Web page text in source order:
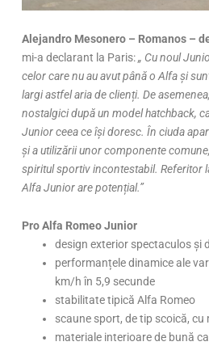
Alejandro Mesonero – Romanos –
mi-a declarant la Paris:„ Cu noul
celor care nu au avut până o Alfa și
largi astfel aria de clienți. De
nostalgici după un model hatchback,
Junior ceea ce își doresc. În ciuda
și a utilizării unor componente
spiritul sportiv incontestabil. Referitor
Alfa Junior are potențial.”
Pro Alfa Romeo Junior
design exterior spectaculos și
performanțele dinamice ale
km/h în 5,9 secunde
stabilitate tipică Alfa Romeo
scaune sport, de tip scoică,
materiale interioare de bună